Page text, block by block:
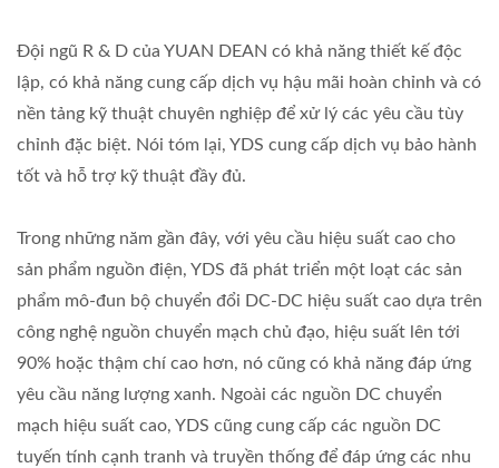
Đội ngũ R & D của YUAN DEAN có khả năng thiết kế độc
lập, có khả năng cung cấp dịch vụ hậu mãi hoàn chỉnh và có
nền tảng kỹ thuật chuyên nghiệp để xử lý các yêu cầu tùy
chỉnh đặc biệt. Nói tóm lại, YDS cung cấp dịch vụ bảo hành
tốt và hỗ trợ kỹ thuật đầy đủ.
Trong những năm gần đây, với yêu cầu hiệu suất cao cho
sản phẩm nguồn điện, YDS đã phát triển một loạt các sản
phẩm mô-đun bộ chuyển đổi DC-DC hiệu suất cao dựa trên
công nghệ nguồn chuyển mạch chủ đạo, hiệu suất lên tới
90% hoặc thậm chí cao hơn, nó cũng có khả năng đáp ứng
yêu cầu năng lượng xanh. Ngoài các nguồn DC chuyển
mạch hiệu suất cao, YDS cũng cung cấp các nguồn DC
tuyến tính cạnh tranh và truyền thống để đáp ứng các nhu